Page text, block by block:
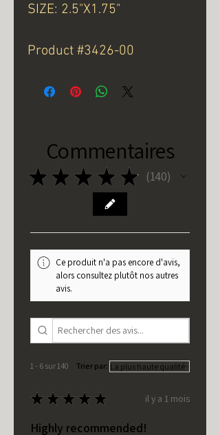
SIZE: 2.5"X1.75"
Product #3426-00
Commentaires
★ ★ ★ ★ ★ 140
140
Ce produit n'a pas encore d'avis,
alors consultez plutôt nos autres
avis.
1 - 6 sur 140 Trier par:
★ ★ ★ ★ ★ il y a 1 mois
Highly recommended!